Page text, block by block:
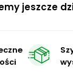
jeszcze